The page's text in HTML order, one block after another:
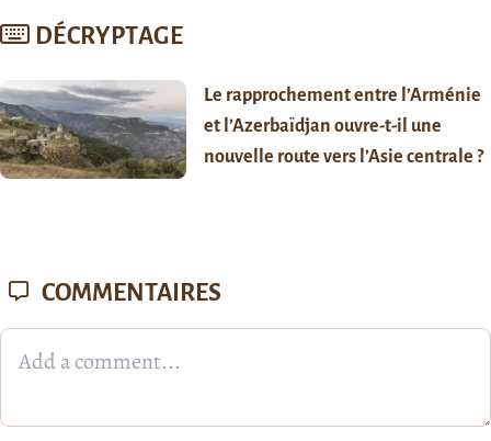
DÉCRYPTAGE
Le rapprochement entre l’Arménie
et l’Azerbaïdjan ouvre-t-il une
nouvelle route vers l’Asie centrale ?
COMMENTAIRES